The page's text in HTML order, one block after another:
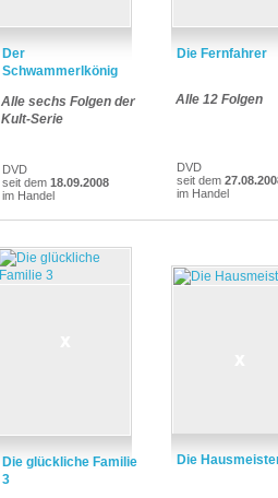
Der
Schwammerlkönig
Alle sechs Folgen der
Kult-Serie
DVD
seit dem 18.09.2008
im Handel
Die Fernfahrer
Alle 12 Folgen
DVD
seit dem
im Handel
Die glückliche Familie
3
Die